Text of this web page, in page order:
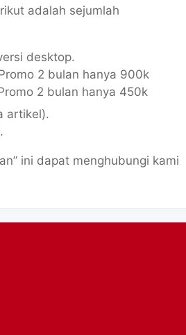
adalah sejumlah
desktop.
2 bulan hanya 900k
2 bulan hanya 450k
artikel).
ini dapat menghubungi kami